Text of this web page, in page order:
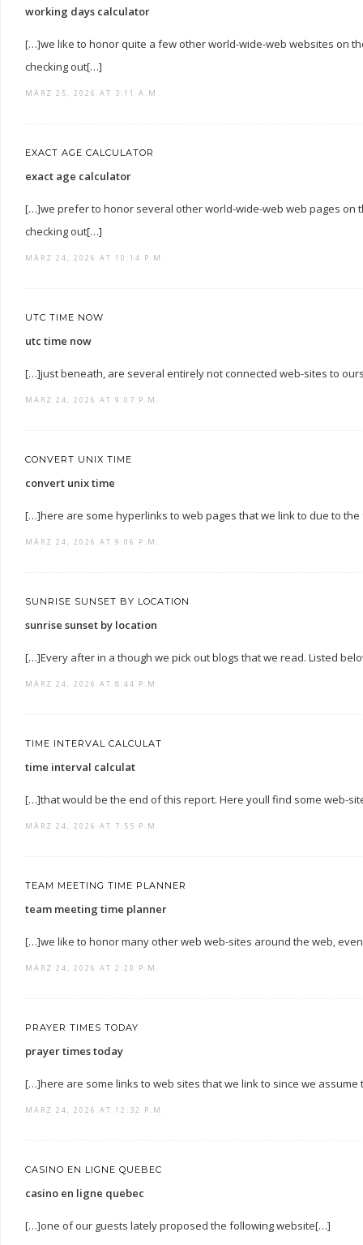
working days calculator
[…]we like to honor quite a few other world-wide-web websites on
checking out[…]
MÄRZ 25, 2026 AT 3:11 A.M.
EXACT AGE CALCULATOR
exact age calculator
[…]we prefer to honor several other world-wide-web web pages on
checking out[…]
MÄRZ 24, 2026 AT 10:14 P.M.
UTC TIME NOW
utc time now
[…]just beneath, are several entirely not connected web-sites to
MÄRZ 24, 2026 AT 9:07 P.M.
CONVERT UNIX TIME
convert unix time
[…]here are some hyperlinks to web pages that we link to due to
MÄRZ 24, 2026 AT 9:06 P.M.
SUNRISE SUNSET BY LOCATION
sunrise sunset by location
[…]Every after in a though we pick out blogs that we read. Listed
MÄRZ 24, 2026 AT 8:44 P.M.
TIME INTERVAL CALCULAT
time interval calculat
[…]that would be the end of this report. Here youll find some web-
MÄRZ 24, 2026 AT 7:55 P.M.
TEAM MEETING TIME PLANNER
team meeting time planner
[…]we like to honor many other web web-sites around the web,
MÄRZ 24, 2026 AT 2:20 P.M.
PRAYER TIMES TODAY
prayer times today
[…]here are some links to web sites that we link to since we assume
MÄRZ 24, 2026 AT 12:32 P.M.
CASINO EN LIGNE QUEBEC
casino en ligne quebec
[…]one of our guests lately proposed the following website[…]